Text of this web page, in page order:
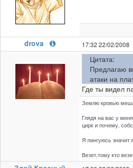
drova 17:32 22/02/2008
Цитата:
Предлагаю
атаки на
Где ты видел
Землю кровью
Глядя на вас у
цирк и почему,
Я пингуюсь значит
Везет,тому кто